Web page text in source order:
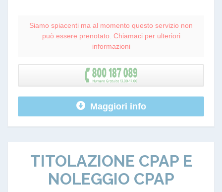
Siamo spiacenti ma al momento questo servizio non
può essere prenotato. Chiamaci per ulteriori
informazioni
Maggiori info
TITOLAZIONE CPAP E
NOLEGGIO CPAP